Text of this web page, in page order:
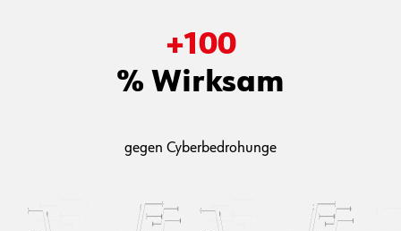
+100
% Wirksam
gegen Cyberbedrohunge